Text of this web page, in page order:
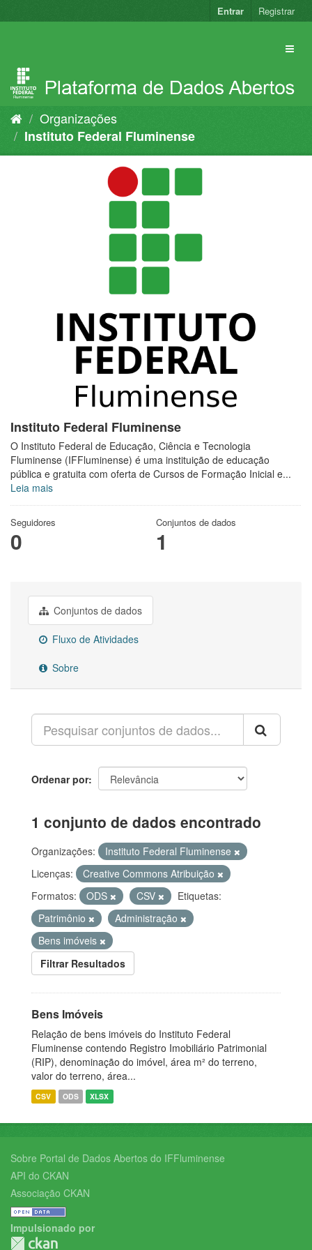
para
Entrar Registrar
Organizações
Instituto Federal Fluminense
Instituto Federal Fluminense
O Instituto Federal de Educação, Ciência e Tecnologia
Fluminense (IFFluminense) é uma instituição de educação
pública e gratuita com oferta de Cursos de Formação Inicial e...
Leia mais
Seguidores
0
Conjuntos de dados
1
Conjuntos de dados
Fluxo de Atividades
Sobre
Ordenar por
1 conjunto de dados encontrado
Organizações:
Instituto Federal Fluminense
Licenças:
Creative Commons Atribuição
Formatos:
ODS CSV
Etiquetas:
Patrimônio
Administração
Bens imóveis
Filtrar Resultados
Bens Imóveis
Relação de bens imóveis do Instituto Federal
Fluminense contendo Registro Imobiliário Patrimonial
(RIP), denominação do imóvel, área m² do terreno,
valor do terreno, área...
CSV ODS XLSX
Sobre Portal de Dados Abertos do IFFluminense
API do CKAN
Associação CKAN
Impulsionado por